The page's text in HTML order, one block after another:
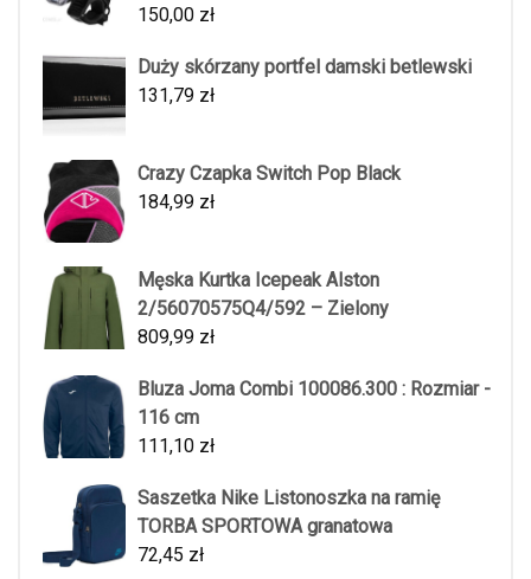
150,00 zł
Duży skórzany portfel damski betlewski
131,79 zł
Crazy Czapka Switch Pop Black
184,99 zł
Męska Kurtka Icepeak Alston
2/56070575Q4/592 – Zielony
809,99 zł
Bluza Joma Combi 100086.300 : Rozmiar -
116 cm
111,10 zł
Saszetka Nike Listonoszka na ramię
TORBA SPORTOWA granatowa
72,45 zł